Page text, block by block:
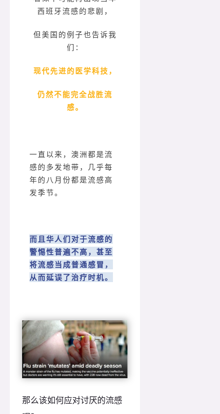
西班牙流感的悲剧，
但美国的例子也告诉我
们：
现代先进的医学科技，
仍然不能完全战胜流
感。
一直以来，澳洲都是流
感的多发地带，几乎每
年的八月份都是流感高
发季节。
而且华人们对于流感的
警惕性普遍不高，甚至
将流感当成普通感冒，
从而延误了治疗时机。
那么该如何应对讨厌的流感